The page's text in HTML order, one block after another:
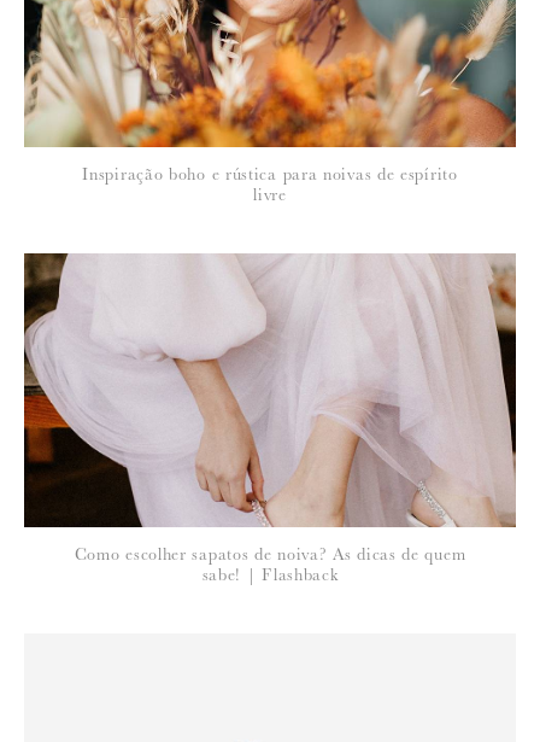
NOME*:
Para saber como tratamos e protegemos os seus dados, leia a nossa
política de privacidade
Inspiração boho e rústica para noivas de espírito
livre
Como escolher sapatos de noiva? As dicas de quem
sabe! | Flashback